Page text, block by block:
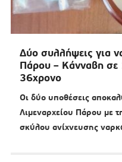
Δύο συλλήψεις για
Πάρου – Κάνναβη σε
36χρονο
Οι δύο υποθέσεις
Λιμεναρχείου Πάρου με
σκύλου ανίχνευσης